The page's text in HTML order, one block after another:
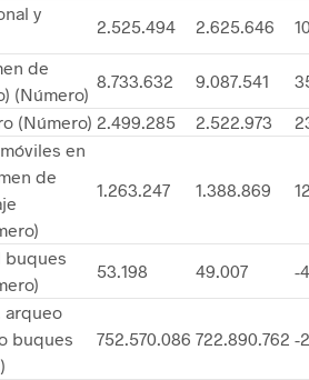
y
2.525.494 2.625.646
de
(Número)
8.733.632 9.087.541
(Número) 2.499.285 2.522.973
en
de
1.263.247 1.388.869
buques
53.198 49.007
-
arqueo
buques
752.570.086 722.890.762 -